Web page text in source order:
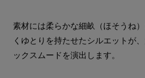
素材には柔らかな細畝（ほそうね
くゆとりを持たせたシルエットが
ックスムードを演出します。